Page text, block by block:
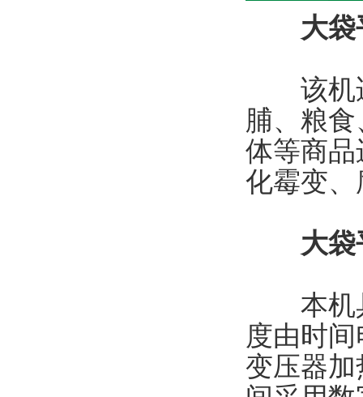
大
该机适
脯、粮
体等商
化霉变
大
本机具
度由时
变压器